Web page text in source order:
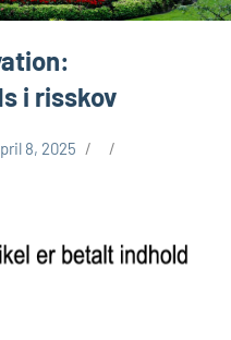
i risskov
8, 2025